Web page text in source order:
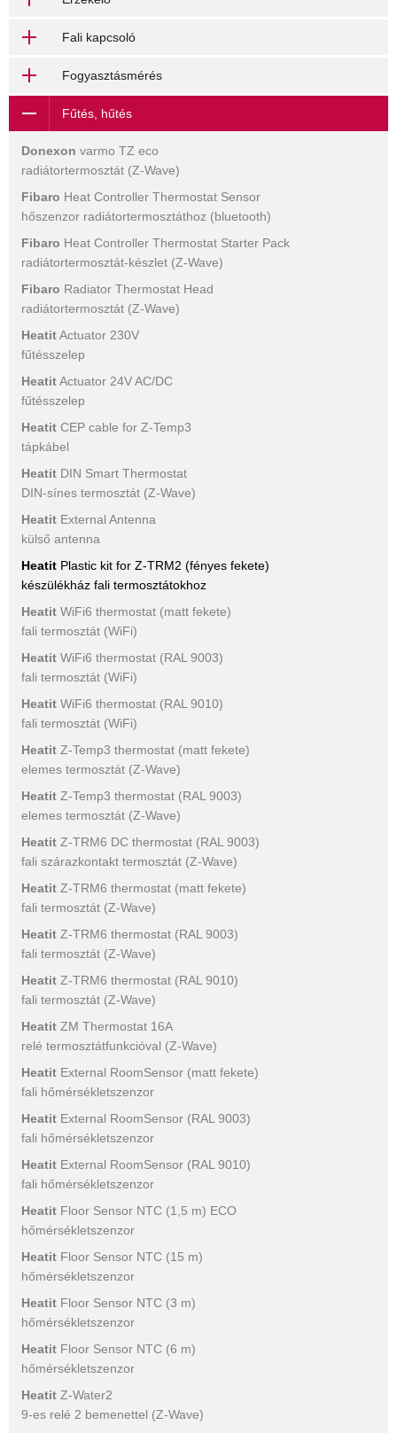
Fali kapcsoló
Fogyasztásmérés
Fűtés, hűtés
Donexon varmo TZ eco
radiátortermosztát (Z-Wave)
Fibaro Heat Controller Thermostat Sensor
hőszenzor radiátortermosztáthoz (bluetooth)
Fibaro Heat Controller Thermostat Starter Pack
radiátortermosztát-készlet (Z-Wave)
Fibaro Radiator Thermostat Head
radiátortermosztát (Z-Wave)
HeatitActuator 230V
fűtésszelep
HeatitActuator 24V AC/DC
fűtésszelep
Heatit CEP cable for Z-Temp3
tápkábel
Heatit DIN Smart Thermostat
DIN-sínes termosztát (Z-Wave)
Heatit External Antenna
külső antenna
Heatit Plastic kit for Z-TRM2 (fényes fekete)
készülékház fali termosztátokhoz
Heatit WiFi6 thermostat (matt fekete)
fali termosztát (WiFi)
Heatit WiFi6 thermostat (RAL 9003)
fali termosztát (WiFi)
Heatit WiFi6 thermostat (RAL 9010)
fali termosztát (WiFi)
Heatit Z-Temp3 thermostat (matt fekete)
elemes termosztát (Z-Wave)
Heatit Z-Temp3 thermostat (RAL 9003)
elemes termosztát (Z-Wave)
Heatit Z-TRM6 DC thermostat (RAL 9003)
fali szárazkontakt termosztát (Z-Wave)
Heatit Z-TRM6 thermostat (matt fekete)
fali termosztát (Z-Wave)
Heatit Z-TRM6 thermostat (RAL 9003)
fali termosztát (Z-Wave)
Heatit Z-TRM6 thermostat (RAL 9010)
fali termosztát (Z-Wave)
Heatit ZM Thermostat 16A
relé termosztátfunkcióval (Z-Wave)
Heatit External RoomSensor (matt fekete)
fali hőmérsékletszenzor
Heatit External RoomSensor (RAL 9003)
fali hőmérsékletszenzor
Heatit External RoomSensor (RAL 9010)
fali hőmérsékletszenzor
Heatit Floor Sensor NTC (1,5 m) ECO
hőmérsékletszenzor
Heatit Floor Sensor NTC (15 m)
hőmérsékletszenzor
Heatit Floor Sensor NTC (3 m)
hőmérsékletszenzor
Heatit Floor Sensor NTC (6 m)
hőmérsékletszenzor
Heatit Z-Water2
9-es relé 2 bemenettel (Z-Wave)